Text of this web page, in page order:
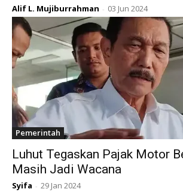
Alif L. Mujiburrahman - 03 Jun 2024
Pemerintah
Luhut Tegaskan Pajak Motor
Masih Jadi Wacana
Syifa - 29 Jan 2024